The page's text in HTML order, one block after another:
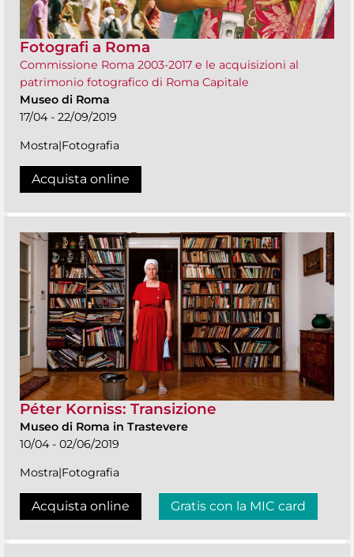
Fotografi a Roma
Commissione Roma 2003-2017 e le acquisizioni al
patrimonio fotografico di Roma Capitale
Museo di Roma
17/04 - 22/09/2019
Mostra|Fotografia
Acquista online
Péter Korniss: Transizione
Museo di Roma in Trastevere
10/04 - 02/06/2019
Mostra|Fotografia
Acquista online Gratis con la MIC card